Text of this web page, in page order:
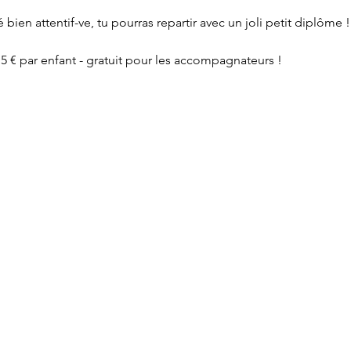
bien attentif-ve, tu pourras repartir avec un joli petit
€ par enfant - gratuit pour les accompagnateurs !